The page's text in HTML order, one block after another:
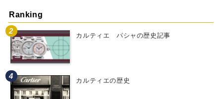
Ranking
カルティエ パシャの歴史記事
カルティエの歴史